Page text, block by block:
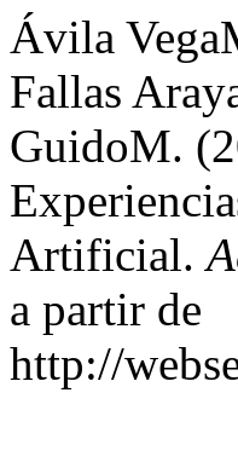
Ávila
Fallas
GuidoM.
Artificial.
a partir de
http://